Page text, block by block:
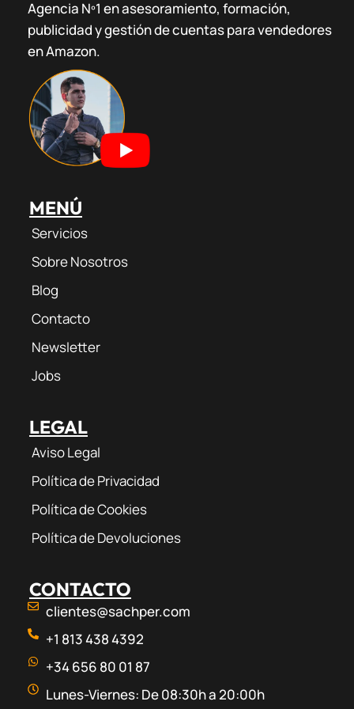
t
a
g
r
a
m
t
u
e
e
g
e
b
Agencia Nº1 en asesoramiento, formación,
publicidad y gestión de cuentas para vendedores
en Amazon.
MENÚ
Servicios
Sobre Nosotros
Blog
Contacto
Newsletter
Jobs
LEGAL
Aviso Legal
Política de Privacidad
Política de Cookies
Política de Devoluciones
CONTACTO
clientes@sachper.com
+1 813 438 4392
+34 656 80 01 87
Lunes-Viernes: De 08:30h a 20:00h